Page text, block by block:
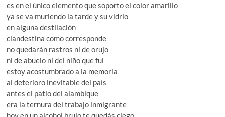
es en el único elemento que soporto el color amarillo
ya se va muriendo la tarde y su vidrio
en alguna destilación
clandestina como corresponde
no quedarán rastros ni de orujo
ni de abuelo ni del niño que fui
estoy acostumbrado a la memoria
al deterioro inevitable del país
antes el patio del alambique
era la ternura del trabajo inmigrante